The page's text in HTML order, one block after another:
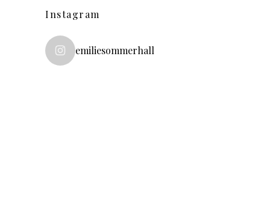
Instagram
emiliesommerhall